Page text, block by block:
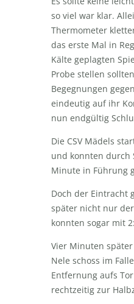
so viel war klar.
Thermometer
das erste Mal in
Kälte geplagten
Probe stellen
Begegnungen
eindeutig auf ihr
nun endgültig
Die CSV Mädels
und konnten durch
Minute in Führung
Doch der Eintracht
später nicht nur
konnten sogar mit
Vier Minuten später
Nele schoss im
Entfernung aufs
rechtzeitig zur